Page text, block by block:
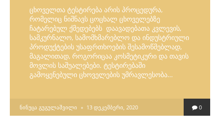
ცხოველთა ტესტირება არის პროცედურა,
რომელიც ნიშნავს ცოცხალ ცხოველებზე
ჩატარებულ ქმედებებს დაავადებათა კვლევის,
სამკურნალო, სამომხმარებლო და ინდუსტრიული
პროდუქტების უსაფრთხოების შესამოწმებლად,
მაგალითად, როგორიცაა კოსმეტიკური და თავის
მოვლის საშუალებები. ტესტირებაში
გამოყენებული ცხოველების უმრავლესობა…
POSTED
BY
ᲜᲘᲜᲣᲪᲐ ᲒᲣᲒᲣᲚᲐᲨᲕᲘᲚᲘ 13 ᲓᲔᲙᲔᲛᲑᲔᲠᲘ, 2020 0